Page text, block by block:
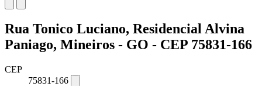
Rua Tonico Luciano, Residencial Alvina
Paniago, Mineiros - GO - CEP 75831-166
CEP
75831-166